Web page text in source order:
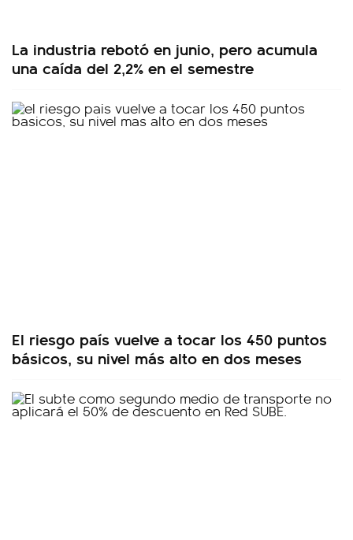
La industria rebotó en junio, pero acumula
una caída del 2,2% en el semestre
El riesgo país vuelve a tocar los 450 puntos
básicos, su nivel más alto en dos meses